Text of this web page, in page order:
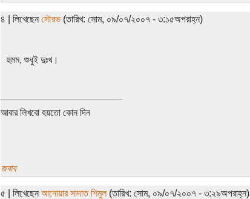
৪ | লিখেছেন সৌরভ(তারিখ: সোম, ০৯/০৭/২০০৭ - ৩:১৫অপরাহ্ন)
হুমম, শুধুই দুঃখ।
আবার লিখবো হয়তো কোন দিন
জবাব
৫ | লিখেছেন আনোয়ার সাদাত শিমুল(তারিখ: সোম, ০৯/০৭/২০০৭ - ৩:২৯অপরাহ্ন)